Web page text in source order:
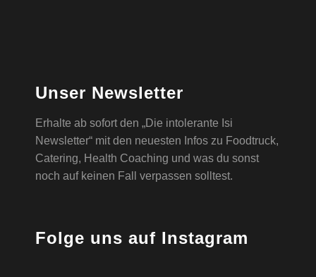
Unser Newsletter
Erhalte ab sofort den „Die intolerante Isi
Newsletter“ mit den neuesten Infos zu Foodtruck,
Catering, Health Coaching und was du sonst
noch auf keinen Fall verpassen solltest.
Folge uns auf Instagram